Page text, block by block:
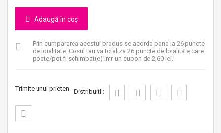
Adaugă în coș
Prin cumpararea acestui produs se acorda pana la 26 puncte
de loialitate. Cosul tau va totaliza 26 puncte de loialitate care
poate/pot fi schimbat(e) intr-un cupon de 2,60 lei.
Trimite unui prieten Distribuiti :